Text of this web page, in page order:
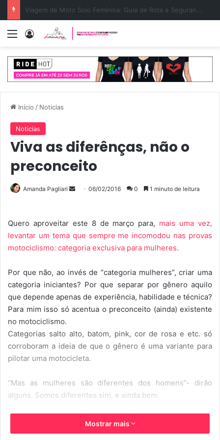
Moto na chuva: guia para pilotar com segurança
Menu Entrar
Início / Noticias
Noticias
Viva as diferênças, não o
preconceito
Amanda Pagliari
d
e
u
e
-
m
a
l
06/02/2016 0 1 minuto de leitura
Quero aproveitar este 8 de março para, mais uma vez,
levantar um tema que sempre me incomodou nas provas
motociclismo: categoria exclusiva para mulheres.
Por que não, ao invés de “categoria mulheres”, criar uma
categoria iniciantes? Por que separar por gênero aquilo
que depende apenas de experiência, habilidade e técnica?
Para mim isso só acentua o preconceito (ainda) existente
no motociclismo.
Categorias salto alto, batom, pink, cor de rosa e etc. só
corroboram a ideia de que o gênero é uma variante para
pilotar uma motocicleta.
“Mas as mulheres são diferentes dos homens”- dirão
alguns. Somos diferentes sim, e ainda bem.
A mulheres menstruam, tem seios, são – na maioria dos
casos – delicadas e emotivas. Já os homens possuem
Mostrar mais